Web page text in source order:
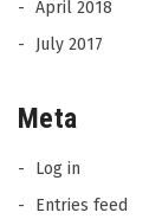
April 2018
July 2017
Meta
Log in
Entries feed